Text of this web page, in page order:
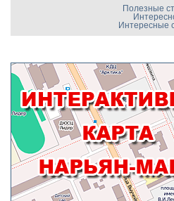
Полезные
Интересные